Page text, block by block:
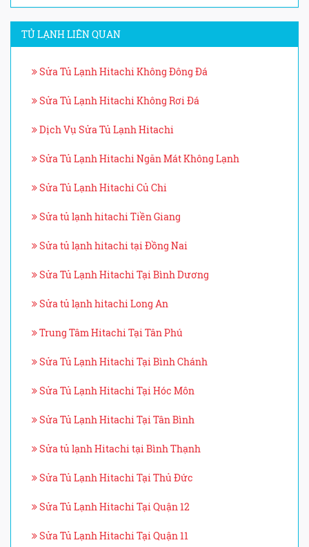
TỦ LẠNH LIÊN QUAN
Sửa Tủ Lạnh Hitachi Không Đông Đá
Sửa Tủ Lạnh Hitachi Không Rơi Đá
Dịch Vụ Sửa Tủ Lạnh Hitachi
Sửa Tủ Lạnh Hitachi Ngăn Mát Không Lạnh
Sửa Tủ Lạnh Hitachi Củ Chi
Sửa tủ lạnh hitachi Tiền Giang
Sửa tủ lạnh hitachi tại Đồng Nai
Sửa Tủ Lạnh Hitachi Tại Bình Dương
Sửa tủ lạnh hitachi Long An
Trung Tâm Hitachi Tại Tân Phú
Sửa Tủ Lạnh Hitachi Tại Bình Chánh
Sửa Tủ Lạnh Hitachi Tại Hóc Môn
Sửa Tủ Lạnh Hitachi Tại Tân Bình
Sửa tủ lạnh Hitachi tại Bình Thạnh
Sửa Tủ Lạnh Hitachi Tại Thủ Đức
Sửa Tủ Lạnh Hitachi Tại Quận 12
Sửa Tủ Lạnh Hitachi Tại Quận 11